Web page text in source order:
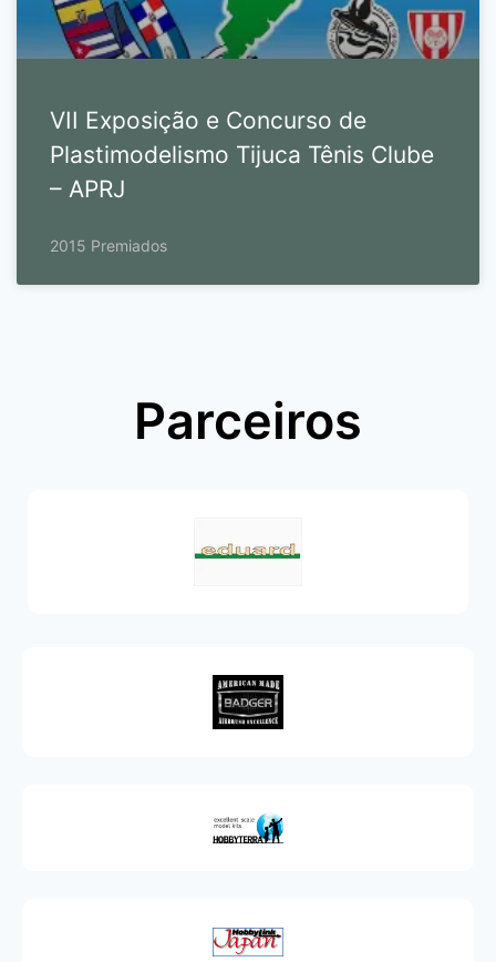
VII Exposição e Concurso de
Plastimodelismo Tijuca Tênis Clube
– APRJ
2015 Premiados
Parceiros